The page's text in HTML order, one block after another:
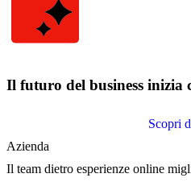
Il futuro del business inizia
Scopri
Azienda
Il team dietro esperienze online